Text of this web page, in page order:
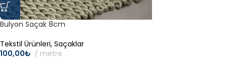
Bulyon Saçak 8cm
Tekstil Ürünleri, Saçaklar
100,00₺ metre